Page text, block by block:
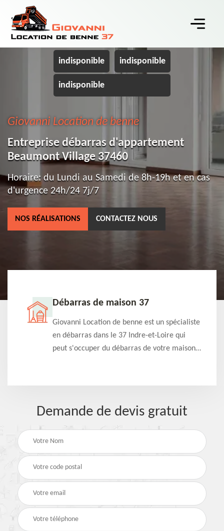
indisponible indisponible
indisponible
Giovanni Location de benne
Entreprise débarras d'appartement
Beaumont Village 37460
Horaire: du Lundi au Samedi de 8h-19h et en cas
d'urgence 24h/24 7j/7
NOS RÉALISATIONS CONTACTEZ NOUS
Débarras de maison 37
Giovanni Location de benne est un spécialiste
en débarras dans le 37 Indre-et-Loire qui
peut s'occuper du débarras de votre maison
Demande de devis gratuit